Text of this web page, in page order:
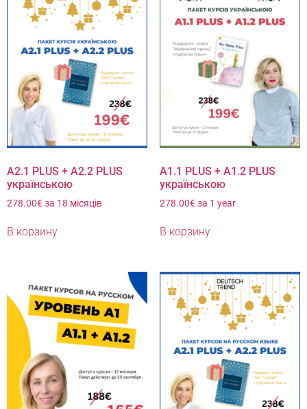
A2.1 PLUS + A2.2 PLUS
українською
278.00€за 18 місяців
В корзину
A1.1 PLUS + A1.2 PLUS
українською
278.00€ за 1 year
В корзину